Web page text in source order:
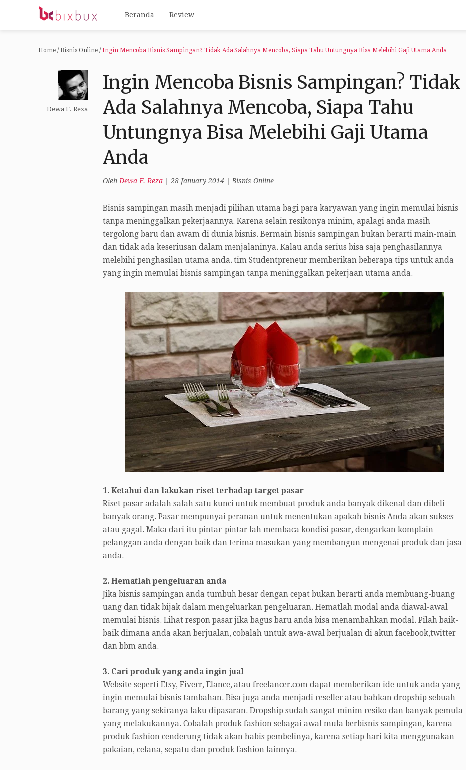
Beranda Review
Home /Bisnis Online /Ingin Mencoba Bisnis Sampingan? Tidak Ada Salahnya Mencoba, Siapa Tahu Untungnya Bisa Melebihi Gaji Utama Anda
Dewa F. Reza
Ingin Mencoba Bisnis Sampingan? Tidak
Ada Salahnya Mencoba, Siapa Tahu
Untungnya Bisa Melebihi Gaji Utama
Anda
Oleh Dewa F. Reza| 28 January 2014| Bisnis Online
Bisnis sampingan masih menjadi pilihan utama bagi para karyawan yang ingin memulai bisnis
tanpa meninggalkan pekerjaannya. Karena selain resikonya minim, apalagi anda masih
tergolong baru dan awam di dunia bisnis. Bermain bisnis sampingan bukan berarti main-main
dan tidak ada keseriusan dalam menjalaninya. Kalau anda serius bisa saja penghasilannya
melebihi penghasilan utama anda. tim Studentpreneur memberikan beberapa tips untuk anda
yang ingin memulai bisnis sampingan tanpa meninggalkan pekerjaan utama anda.
1. Ketahui dan lakukan riset terhadap target pasar
Riset pasar adalah salah satu kunci untuk membuat produk anda banyak dikenal dan dibeli
banyak orang. Pasar mempunyai peranan untuk menentukan apakah bisnis Anda akan sukses
atau gagal. Maka dari itu pintar-pintar lah membaca kondisi pasar, dengarkan komplain
pelanggan anda dengan baik dan terima masukan yang membangun mengenai produk dan jasa
anda.
2. Hematlah pengeluaran anda
Jika bisnis sampingan anda tumbuh besar dengan cepat bukan berarti anda membuang-buang
uang dan tidak bijak dalam mengeluarkan pengeluaran. Hematlah modal anda diawal-awal
memulai bisnis. Lihat respon pasar jika bagus baru anda bisa menambahkan modal. Pilah baik-
baik dimana anda akan berjualan, cobalah untuk awa-awal berjualan di akun facebook,twitter
dan bbm anda.
3. Cari produk yang anda ingin jual
Website seperti Etsy, Fiverr, Elance, atau freelancer.com dapat memberikan ide untuk anda yang
ingin memulai bisnis tambahan. Bisa juga anda menjadi reseller atau bahkan dropship sebuah
barang yang sekiranya laku dipasaran. Dropship sudah sangat minim resiko dan banyak pemula
yang melakukannya. Cobalah produk fashion sebagai awal mula berbisnis sampingan, karena
produk fashion cenderung tidak akan habis pembelinya, karena setiap hari kita menggunakan
pakaian, celana, sepatu dan produk fashion lainnya.